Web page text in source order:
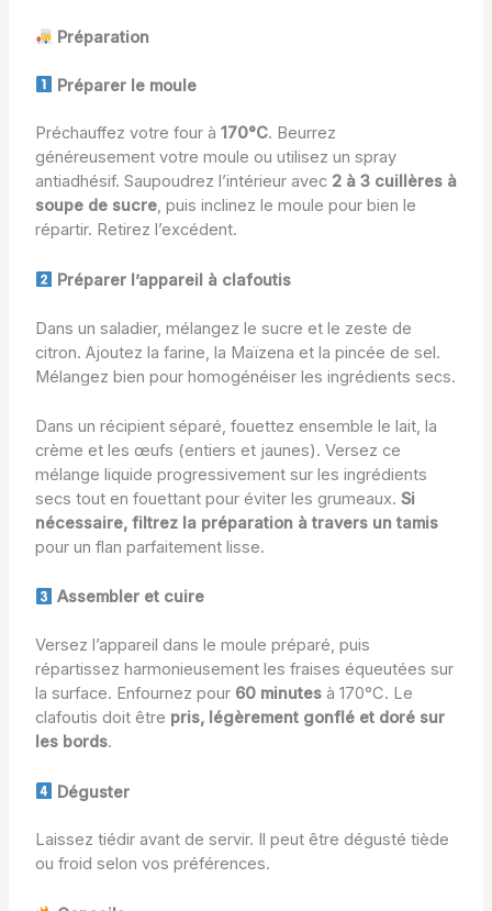
Préparation
Préparer le moule
Préchauffez votre four à 170°C. Beurrez
généreusement votre moule ou utilisez un spray
antiadhésif. Saupoudrez l’intérieur avec 2 à 3 cuillères à
soupe de sucre, puis inclinez le moule pour bien le
répartir. Retirez l’excédent.
Préparer l’appareil à clafoutis
Dans un saladier, mélangez le sucre et le zeste de
citron. Ajoutez la farine, la Maïzena et la pincée de sel.
Mélangez bien pour homogénéiser les ingrédients secs.
Dans un récipient séparé, fouettez ensemble le lait, la
crème et les œufs (entiers et jaunes). Versez ce
mélange liquide progressivement sur les ingrédients
secs tout en fouettant pour éviter les grumeaux. Si
nécessaire, filtrez la préparation à travers un tamis
pour un flan parfaitement lisse.
Assembler et cuire
Versez l’appareil dans le moule préparé, puis
répartissez harmonieusement les fraises équeutées sur
la surface. Enfournez pour 60 minutesà 170°C. Le
clafoutis doit être pris, légèrement gonflé et doré sur
les bords.
Déguster
Laissez tiédir avant de servir. Il peut être dégusté tiède
ou froid selon vos préférences.